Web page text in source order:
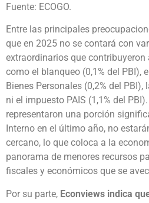
Fuente: ECOGO.
Entre las principales
que en 2025 no se contará con
extraordinarios que
como el blanqueo (0,1% del PBI),
Bienes Personales (0,2% del
ni el impuesto PAIS (1,1% del
representaron una porción
Interno en el último año, no
cercano, lo que coloca a la
panorama de menores recursos
fiscales y económicos que se
Por su parte, Econviews indica